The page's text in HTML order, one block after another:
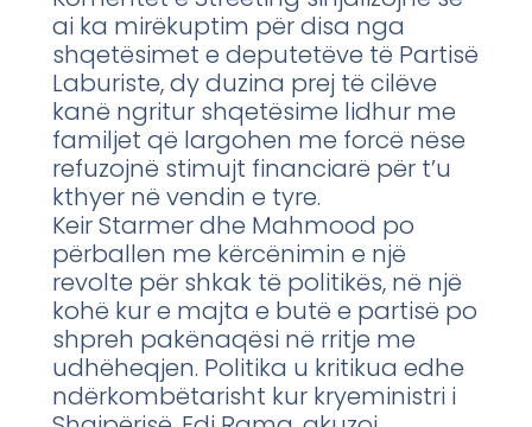
ai ka mirëkuptim për disa nga
shqetësimet e deputetëve të Partisë
Laburiste, dy duzina prej të cilëve
kanë ngritur shqetësime lidhur me
familjet që largohen me forcë nëse
refuzojnë stimujt financiarë për t’u
kthyer në vendin e tyre.
Keir Starmer dhe Mahmood po
përballen me kërcënimin e një
revolte për shkak të politikës, në një
kohë kur e majta e butë e partisë po
shpreh pakënaqësi në rritje me
udhëheqjen. Politika u kritikua edhe
ndërkombëtarisht kur kryeministri i